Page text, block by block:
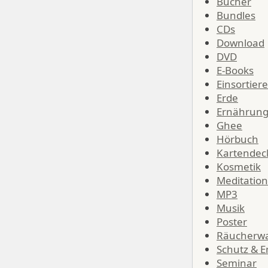
Bundles
CDs
Download
DVD
E-Books
Erde
Ernährung
Ghee
Hörbuch
Kosmetik
Meditation
MP3
Musik
Poster
Schutz &
Seminar